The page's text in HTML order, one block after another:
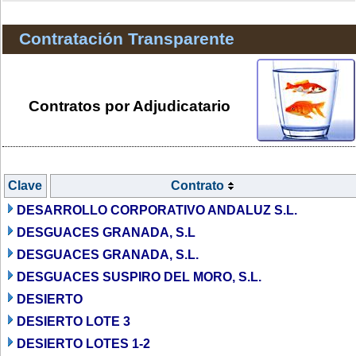
Contratación Transparente
Contratos por Adjudicatario
Clave
Contrato
DESARROLLO CORPORATIVO ANDALUZ S.L.
DESGUACES GRANADA, S.L
DESGUACES GRANADA, S.L.
DESGUACES SUSPIRO DEL MORO, S.L.
DESIERTO
DESIERTO LOTE 3
DESIERTO LOTES 1-2